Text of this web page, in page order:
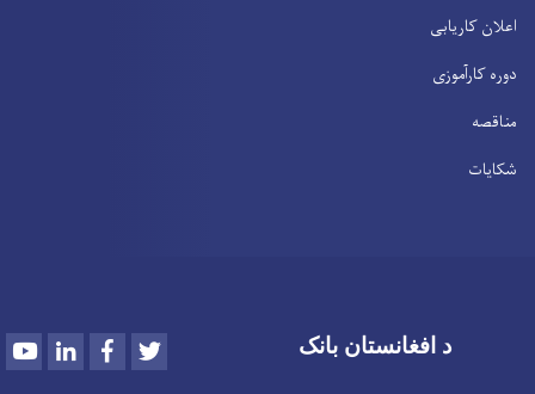
اعلان کاریابی
دوره کارآموزی
مناقصه
شکایات
د افغانستان بانک YoutubeLinkedInFacebook